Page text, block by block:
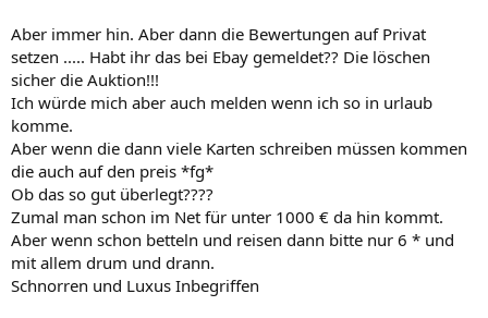
Aber immer hin. Aber dann die Bewertungen auf Privat
setzen ..... Habt ihr das bei Ebay gemeldet?? Die löschen
sicher die Auktion!!!
Ich würde mich aber auch melden wenn ich so in urlaub
komme.
Aber wenn die dann viele Karten schreiben müssen kommen
die auch auf den preis *fg*
Ob das so gut überlegt????
Zumal man schon im Net für unter 1000 € da hin kommt.
Aber wenn schon betteln und reisen dann bitte nur 6 * und
mit allem drum und drann.
Schnorren und Luxus Inbegriffen